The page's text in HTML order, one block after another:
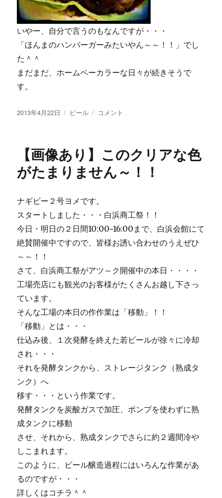
いやー、自分で言うのもなんですが・・・
「ほんまのハンバーガーみたいやん～～！！」でし
た＾＾
まだまだ、ホームベーカラーな日々が続きそうで
す。
投
2013年4月22日
カ
ー
ビール
【画
ど
込
み
ー
と、
ハ
バ
ー
ガ
に
コメント
【画像あり】このクリアな色
がたまりません～！！
ナギビー２号ヨメです。
スタートしました・・・白浜商工祭！！
今日・明日の２日間10:00~16:00まで、白浜会館にて
絶賛開催中ですので、皆様お誘い合わせのうえぜひ
～～！！
さて、白浜商工祭がアツ～ク開催中の本日・・・・
工場売店にも観光のお客様がたくさんお越し下さっ
ています。
そんな工場の本日の作作業は「移動」！！
「移動」とは・・・
仕込み後、１次発酵を終えた若ビールが徐々に冷却
され・・・
それを発酵タンクから、ストレージタンク（熟成タ
ンク）へ
移す・・・という作業です。
発酵タンクを炭酸ガスで加圧、ポンプを使わずに熟
成タンクに移動
させ、それから、熟成タンクでさらに約２週間冷や
しこまれます。
このように、ビール醸造過程にはいろんな作業があ
るのですが・・・
詳しくはコチラ＾＾